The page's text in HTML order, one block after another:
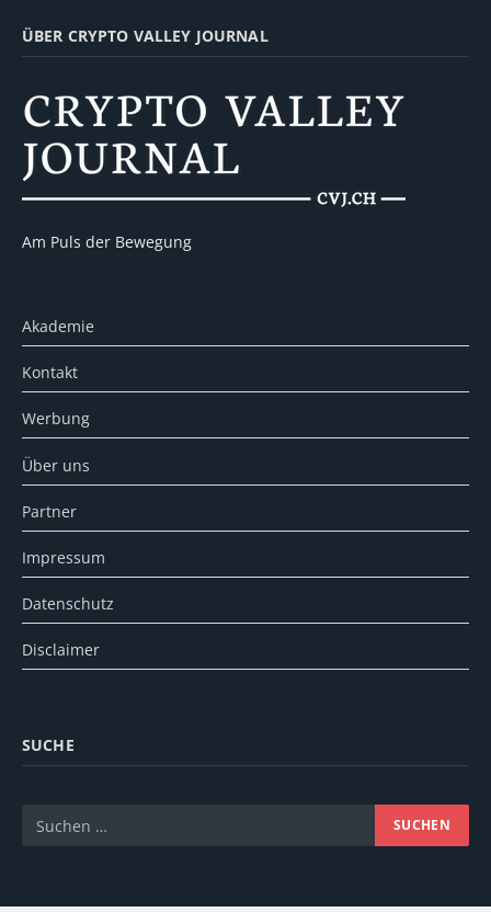
ÜBER CRYPTO VALLEY JOURNAL
Am Puls der Bewegung
Akademie
Kontakt
Werbung
Über uns
Partner
Impressum
Datenschutz
Disclaimer
SUCHE